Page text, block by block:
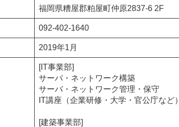
福岡県糟屋郡粕屋町仲原2837-6 2F
092-402-1640
2019年1月
[IT事業部]
サーバ・ネットワーク構築
サーバ・ネットワーク管理・保守
IT講座（企業研修・大学・官公庁など）
[建築事業部]